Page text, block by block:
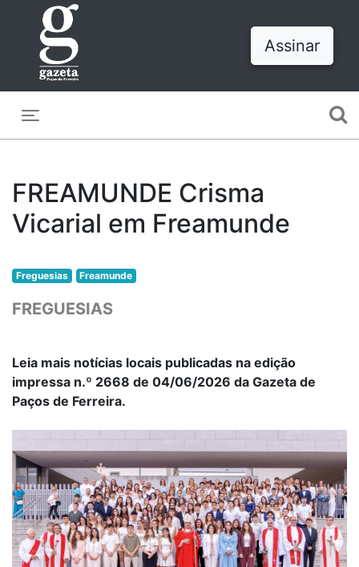
Assinar
FREAMUNDE Crisma
Vicarial em Freamunde
Freguesias Freamunde
FREGUESIAS
Leia mais notícias locais publicadas na edição
impressa n.º 2668 de 04/06/2026 da Gazeta de
Paços de Ferreira.